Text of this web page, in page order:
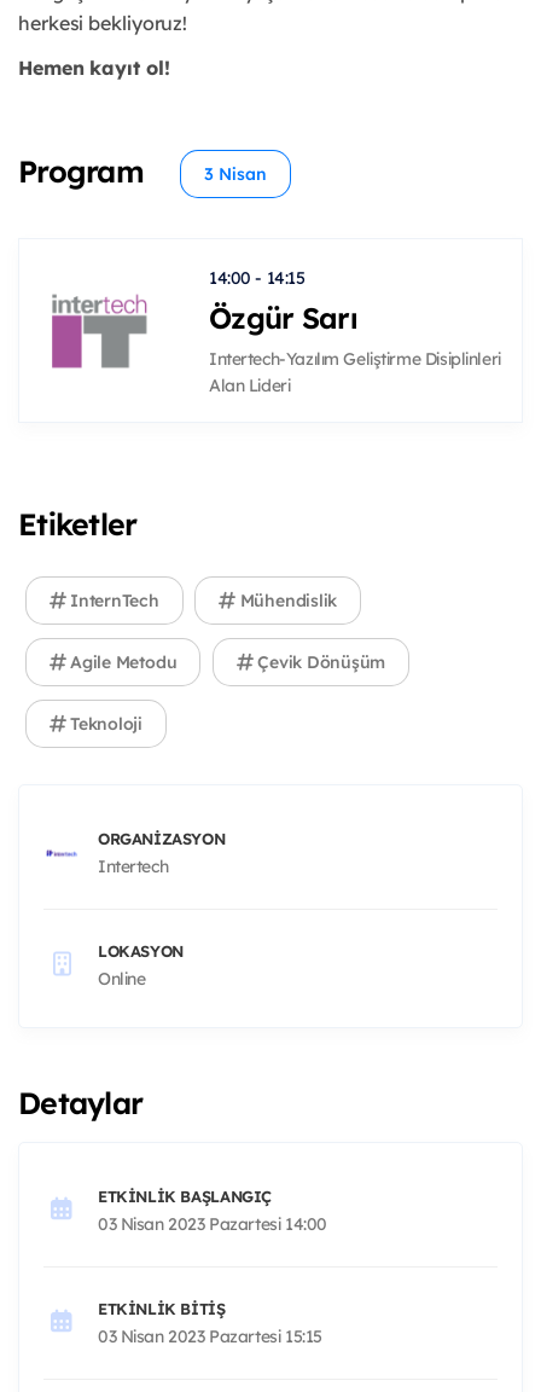
herkesi bekliyoruz!
Hemen kayıt ol!
Program 3 Nisan
14:00 - 14:15
Özgür Sarı
Intertech-Yazılım Geliştirme Disiplinleri
Alan Lideri
Etiketler
InternTech Mühendislik
Agile Metodu Çevik Dönüşüm
Teknoloji
ORGANIZASYON
Intertech
LOKASYON
Online
Detaylar
ETKINLIK BAŞLANGIÇ
03 Nisan 2023 Pazartesi 14:00
ETKINLIK BITIŞ
03 Nisan 2023 Pazartesi 15:15